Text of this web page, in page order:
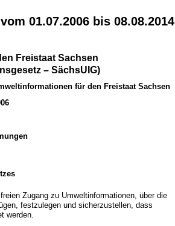
01.07.2006 bis 08.08.2014
Freistaat Sachsen
– SächsUIG)
für den Freistaat Sachsen
Zugang zu Umweltinformationen, über die
festzulegen und sicherzustellen, dass
werden.